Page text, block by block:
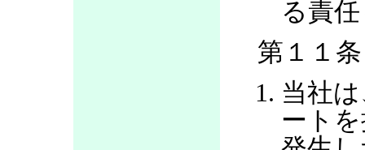
る責
第１１
当社
ート